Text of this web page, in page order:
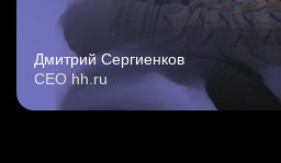
Дмитрий Сергиенков
CEO hh.ru